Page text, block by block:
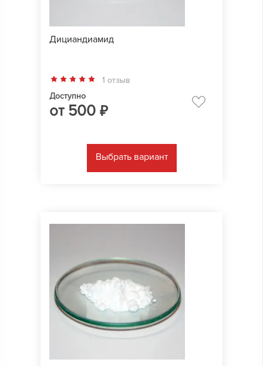
Дициандиамид
1 отзыв
Доступно
от 500 ₽
Выбрать вариант